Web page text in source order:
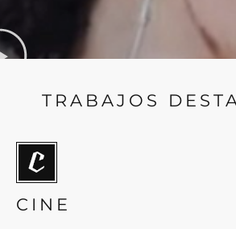
TRABAJOS
CINE